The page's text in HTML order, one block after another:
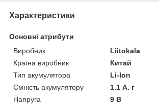
Характеристики
Основні атрибути
Виробник
Liitokala
Країна виробник
Китай
Тип акумулятора
Li-Ion
Ємність акумулятору
1.1 А. г
Напруга
9 В